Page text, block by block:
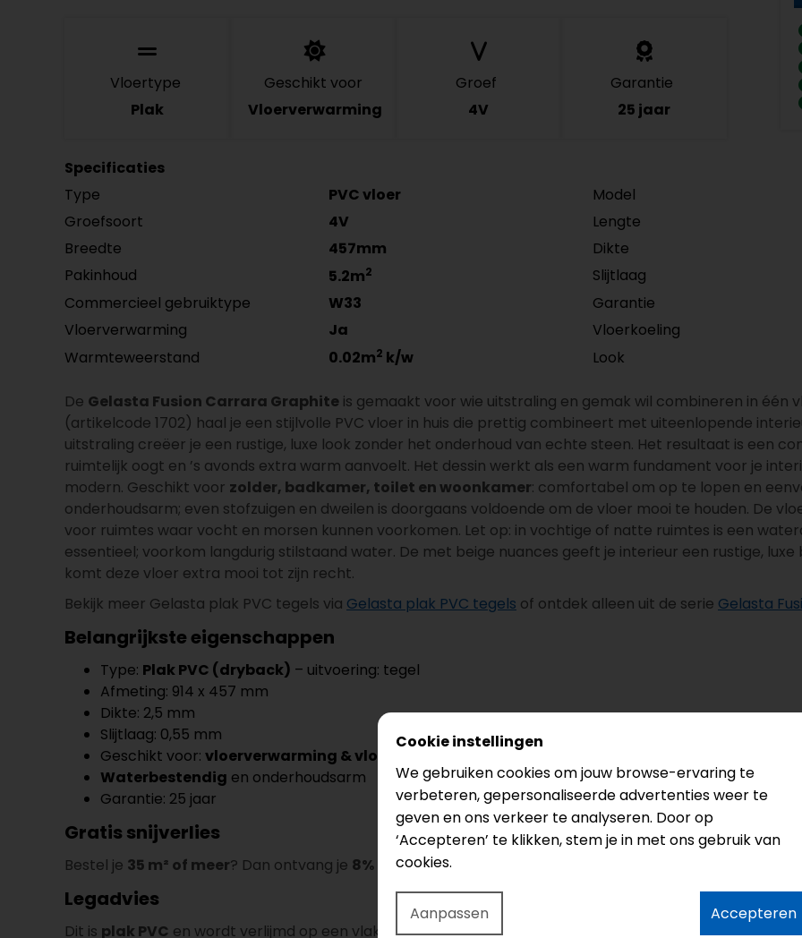
Vloertype
Plak
Geschikt voor
Vloerverwarming
Groef
4V
Garantie
25 jaar
Specificaties
Type
PVC vloer Model
Groefsoort
4V Lengte
Breedte
457mm Dikte
Pakinhoud
5.2m2 Slijtlaag
Commercieel gebruiktype
W33 Garantie
Vloerverwarming
Ja Vloerkoeling
Warmteweerstand
0.02m2 k/w Look
De Gelasta Fusion Carrara Graphite is gemaakt voor wie uitstraling en gemak wil combineren in één
(artikelcode 1702) haal je een stijlvolle PVC vloer in huis die prettig combineert met uiteenlopende
uitstraling creëer je een rustige, luxe look zonder het onderhoud van echte steen. Het resultaat is een
ruimtelijk oogt en ’s avonds extra warm aanvoelt. Het dessin werkt als een warm fundament voor je
modern. Geschikt voor zolder, badkamer, toilet en woonkamer: comfortabel om op te lopen en
onderhoudsarm; even stofzuigen en dweilen is doorgaans voldoende om de vloer mooi te houden. De
voor ruimtes waar vocht en morsen kunnen voorkomen. Let op: in vochtige of natte ruimtes is een
essentieel; voorkom langdurig stilstaand water. De met beige nuances geeft je interieur een rustige,
komt deze vloer extra mooi tot zijn recht.
Bekijk meer Gelasta plak PVC tegels via Gelasta plak PVC tegels of ontdek alleen uit de serie Gelasta
Belangrijkste eigenschappen
Type: Plak PVC (dryback) – uitvoering: tegel
Afmeting: 914 x 457 mm
Dikte: 2,5 mm
Slijtlaag: 0,55 mm
Geschikt voor: vloerverwarming & vloerkoeling
Waterbestendig en onderhoudsarm
Garantie: 25 jaar
Gratis snijverlies
Bestel je 35 m² of meer? Dan ontvang je 8% gratis snijverlies (afgerond op hele pakken). Handig
Legadvies
Dit is plak PVC en wordt verlijmd op een vlakke, egale ondergrond. Egaliseren voorkomt doortekenen
Cookie instellingen
We gebruiken cookies om jouw browse-ervaring te
verbeteren, gepersonaliseerde advertenties weer te
geven en ons verkeer te analyseren. Door op
‘Accepteren’ te klikken, stem je in met ons gebruik van
cookies.
Aanpassen Accepteren